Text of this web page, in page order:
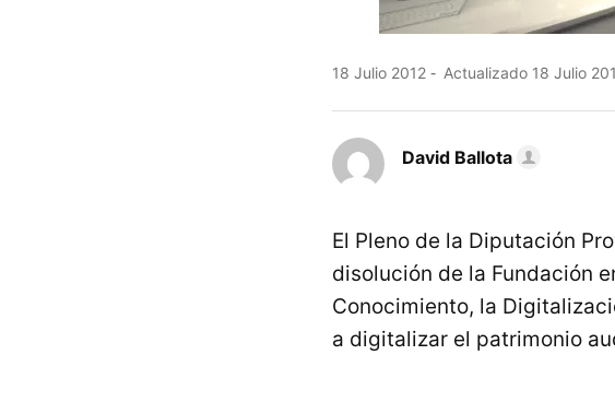
18 Julio 2012 Actualizado 18 Julio
David Ballota
El Pleno de la Diputación
disolución de la Fundación
Conocimiento, la
a digitalizar el patrimonio